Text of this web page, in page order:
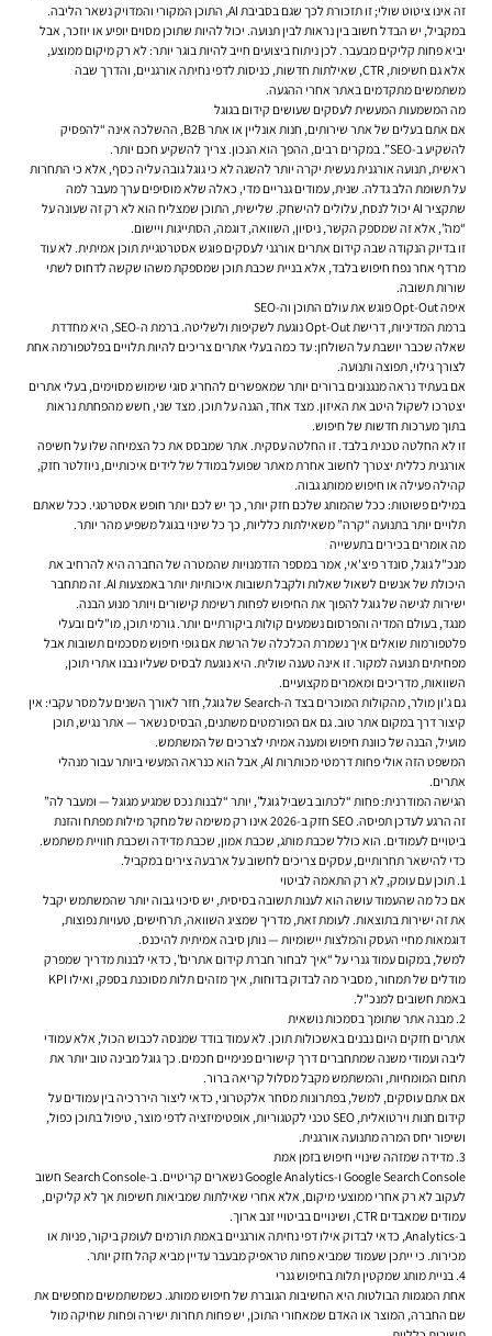
זה אינו ציטוט שולי; זו תזכורת לכך שגם בסביבת AI, התוכן המקורי והמדויק נשאר הליבה.
במקביל, יש הבדל חשוב בין נראות לבין תנועה. יכול להיות שתוכן מסוים יופיע או יוזכר, אבל
יביא פחות קליקים מבעבר. לכן ניתוח ביצועים חייב להיות בוגר יותר: לא רק מיקום ממוצע,
אלא גם חשיפות, CTR, שאילתות חדשות, כניסות לדפי נחיתה אורגניים, והדרך שבה
משתמשים מתקדמים באתר אחרי ההגעה.
מה המשמעות המעשית לעסקים שעושים קידום בגוגל
אם אתם בעלים של אתר שירותים, חנות אונליין או אתר B2B, ההשלכה אינה “להפסיק
להשקיע ב-SEO”. במקרים רבים, ההפך הוא הנכון. צריך להשקיע חכם יותר.
ראשית, תנועה אורגנית נעשית יקרה יותר להשגה לא כי גוגל גובה עליה כסף, אלא כי התחרות
על תשומת הלב גדלה. שנית, עמודים גנריים מדי, כאלה שלא מוסיפים ערך מעבר למה
שתקציר AI יכול לנסח, עלולים להישחק. שלישית, התוכן שמצליח הוא לא רק זה שעונה על
“מה”, אלא זה שמספק הקשר, ניסיון, השוואה, דוגמה, הסתייגות ויישום.
זו בדיוק הנקודה שבה קידום אתרים אורגני לעסקים פוגש אסטרטגיית תוכן אמיתית. לא עוד
מרדף אחר נפח חיפוש בלבד, אלא בניית שכבת תוכן שמספקת משהו שקשה לדחוס לשתי
שורות תשובה.
איפה Opt-Out פוגש את עולם התוכן וה-SEO
ברמת המדיניות, דרישת Opt-Out נוגעת לשקיפות ולשליטה. ברמת ה-SEO, היא מחדדת
שאלה שכבר יושבת על השולחן: עד כמה בעלי אתרים צריכים להיות תלויים בפלטפורמה אחת
לצורך גילוי, תפוצה ותנועה.
אם בעתיד נראה מנגנונים ברורים יותר שמאפשרים להחריג סוגי שימוש מסוימים, בעלי אתרים
יצטרכו לשקול היטב את האיזון. מצד אחד, הגנה על תוכן. מצד שני, חשש מהפחתת נראות
בתוך מערכות חדשות של חיפוש.
זו לא החלטה טכנית בלבד. זו החלטה עסקית. אתר שמבסס את כל הצמיחה שלו על חשיפה
אורגנית כללית יצטרך לחשוב אחרת מאתר שפועל במודל של לידים איכותיים, ניוזלטר חזק,
קהילה פעילה או חיפוש ממותג גבוה.
במילים פשוטות: ככל שהמותג שלכם חזק יותר, כך יש לכם יותר חופש אסטרטגי. ככל שאתם
תלויים יותר בתנועה “קרה” משאילתות כלליות, כך כל שינוי בגוגל משפיע מהר יותר.
מה אומרים בכירים בתעשייה
מנכ"ל גוגל, סונדר פיצ'אי, אמר במספר הזדמנויות שהמטרה של החברה היא להרחיב את
היכולת של אנשים לשאול שאלות ולקבל תשובות איכותיות יותר באמצעות AI. זה מתחבר
ישירות לגישה של גוגל להפוך את החיפוש לפחות רשימת קישורים ויותר מנוע הבנה.
מנגד, בעולם המדיה והפרסום נשמעים קולות ביקורתיים יותר. גורמי תוכן, מו"לים ובעלי
פלטפורמות שואלים איך נשמרת הכלכלה של הרשת אם גופי חיפוש מסכמים תשובות אבל
מפחיתים תנועה למקור. זו אינה טענה שולית. היא נוגעת לבסיס שעליו נבנו אתרי תוכן,
השוואות, מדריכים ומאמרים מקצועיים.
גם ג'ון מולר, מהקולות המוכרים בצד ה-Search של גוגל, חזר לאורך השנים על מסר עקבי: אין
קיצור דרך במקום אתר טוב. גם אם הפורמטים משתנים, הבסיס נשאר — אתר נגיש, תוכן
מועיל, הבנה של כוונת חיפוש ומענה אמיתי לצרכים של המשתמש.
המשפט הזה אולי פחות דרמטי מכותרות AI, אבל הוא כנראה המעשי ביותר עבור מנהלי
אתרים.
הגישה המודרנית: פחות “לכתוב בשביל גוגל”, יותר “לבנות נכס שמגיע מגוגל — ומעבר לה”
זה הרגע לעדכן תפיסה. SEO חזק ב-2026 אינו רק משימה של מחקר מילות מפתח והזנת
ביטויים לעמודים. הוא כולל שכבת מותג, שכבת אמון, שכבת מדידה ושכבת חוויית משתמש.
כדי להישאר תחרותיים, עסקים צריכים לחשוב על ארבעה צירים במקביל.
1. תוכן עם עומק, לא רק התאמה לביטוי
אם כל מה שהעמוד עושה הוא לענות תשובה בסיסית, יש סיכוי גבוה יותר שהמשתמש יקבל
את זה ישירות בתוצאות. לעומת זאת, מדריך שמציג השוואה, תרחישים, טעויות נפוצות,
דוגמאות מחיי העסק והמלצות יישומיות — נותן סיבה אמיתית להיכנס.
למשל, במקום עמוד גנרי על “איך לבחור חברת קידום אתרים”, כדאי לבנות מדריך שמפרק
מודלים של תמחור, מסביר מה לבדוק בדוחות, איך מזהים תלות מסוכנת בספק, ואילו KPI
באמת חשובים למנכ"ל.
2. מבנה אתר שתומך בסמכות נושאית
אתרים חזקים היום נבנים באשכולות תוכן. לא עמוד בודד שמנסה לכבוש הכול, אלא עמודי
ליבה ועמודי משנה שמתחברים דרך קישורים פנימיים חכמים. כך גוגל מבינה טוב יותר את
תחום המומחיות, והמשתמש מקבל מסלול קריאה ברור.
אם אתם עוסקים, למשל, בפתרונות מסחר אלקטרוני, כדאי ליצור היררכיה בין עמודים על
קידום חנות וירטואלית, SEO טכני לקטגוריות, אופטימיזציה לדפי מוצר, טיפול בתוכן כפול,
ושיפור יחס המרה מתנועה אורגנית.
3. מדידה שמזהה שינויי חיפוש בזמן אמת
Google Search Console ו-Google Analytics נשארים קריטיים. ב-Search Console חשוב
לעקוב לא רק אחרי ממוצעי מיקום, אלא אחרי שאילתות שמביאות חשיפות אך לא קליקים,
עמודים שמאבדים CTR, ושינויים בביטויי זנב ארוך.
ב-Analytics, כדאי לבדוק אילו דפי נחיתה אורגניים באמת תורמים לעומק ביקור, פניות או
מכירות. כי ייתכן שעמוד שמביא פחות טראפיק מבעבר עדיין מביא קהל חזק יותר.
4. בניית מותג שמקטין תלות בחיפוש גנרי
אחת המגמות הבולטות היא החשיבות הגוברת של חיפוש ממותג. כשמשתמשים מחפשים את
שם החברה, המוצר או האדם שמאחורי התוכן, יש פחות תחרות ישירה ופחות שחיקה מול